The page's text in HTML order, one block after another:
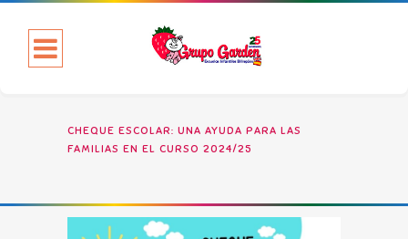
CHEQUE ESCOLAR: UNA AYUDA PARA LAS
FAMILIAS EN EL CURSO 2024/25